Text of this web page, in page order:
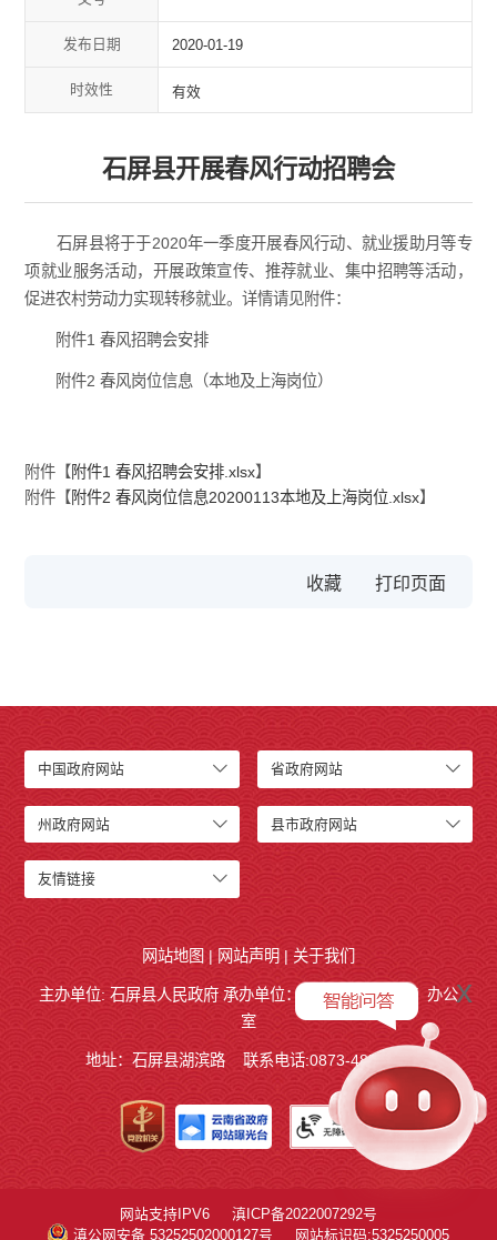
发布日期 2020-01-19
时效性 有效
石屏县开展春风行动招聘会
石屏县将于于2020年一季度开展春风行动、就业援助月等专
项就业服务活动，开展政策宣传、推荐就业、集中招聘等活动，
促进农村劳动力实现转移就业。详情请见附件：
附件1 春风招聘会安排
附件2 春风岗位信息（本地及上海岗位）
附件【附件1 春风招聘会安排.xlsx】
附件【附件2 春风岗位信息20200113本地及上海岗位.xlsx】
收藏
中国政府网站 省政府网站
州政府网站 县市政府网站
友情链接
网站地图 | 网站声明 | 关于我们
主办单位: 石屏县人民政府 承办单位： 石屏县人民政府 办公
室
地址：石屏县湖滨路 联系电话:0873-4858140
x
网站支持IPV6
滇ICP备2022007292号
滇公网安备 53252502000127号
网站标识码:5325250005